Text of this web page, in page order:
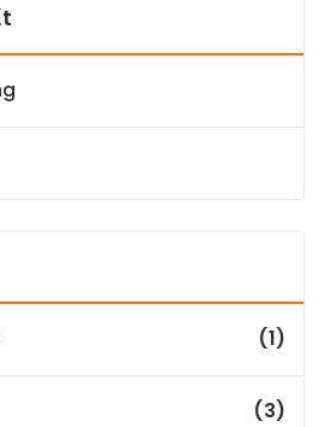
(1)
(3)